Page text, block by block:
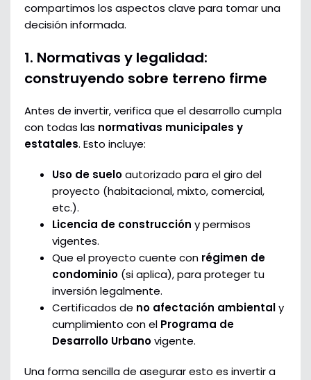
compartimos los aspectos clave para tomar una
decisión informada.
1. Normativas y legalidad:
construyendo sobre terreno firme
Antes de invertir, verifica que el desarrollo cumpla
con todas las normativas municipales y
estatales. Esto incluye:
Uso de sueloautorizado para el giro del
proyecto (habitacional, mixto, comercial,
etc.).
Licencia de construcción y permisos
vigentes.
Que el proyecto cuente con régimen de
condominio (si aplica), para proteger tu
inversión legalmente.
Certificados de no afectación ambientaly
cumplimiento con el Programa de
Desarrollo Urbanovigente.
Una forma sencilla de asegurar esto es invertir a